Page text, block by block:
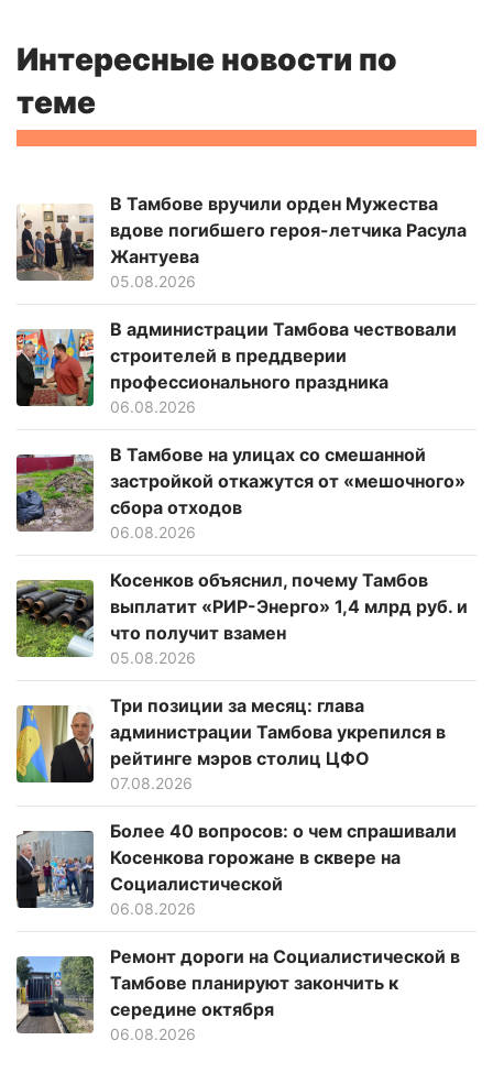
Интересные новости по
теме
В Тамбове вручили орден Мужества
вдове погибшего героя-летчика Расула
Жантуева
05.08.2026
В администрации Тамбова чествовали
строителей в преддверии
профессионального праздника
06.08.2026
В Тамбове на улицах со смешанной
застройкой откажутся от «мешочного»
сбора отходов
06.08.2026
Косенков объяснил, почему Тамбов
выплатит «РИР-Энерго» 1,4 млрд руб. и
что получит взамен
05.08.2026
Три позиции за месяц: глава
администрации Тамбова укрепился в
рейтинге мэров столиц ЦФО
07.08.2026
Более 40 вопросов: о чем спрашивали
Косенкова горожане в сквере на
Социалистической
06.08.2026
Ремонт дороги на Социалистической в
Тамбове планируют закончить к
середине октября
06.08.2026